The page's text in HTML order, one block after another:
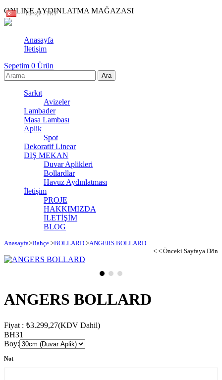
ONLINE AYDINLATMA MAĞAZASI
Türkçe - TRY
Anasayfa
İletişim
Sepetim 0 Ürün
Sarkıt
Avizeler
Lambader
Masa Lambası
Aplik
Spot
Dekoratif Linear
DIŞ MEKAN
Duvar Aplikleri
Bollardlar
Havuz Aydınlatması
İletişim
PROJE
HAKKIMIZDA
İLETİŞİM
BLOG
Anasayfa>Bahçe >BOLLARD >ANGERS BOLLARD
< < Önceki Sayfaya Dön
ANGERS BOLLARD
Fiyat : ₺3.299,27(KDV Dahil)
BH31
Boy:
Not